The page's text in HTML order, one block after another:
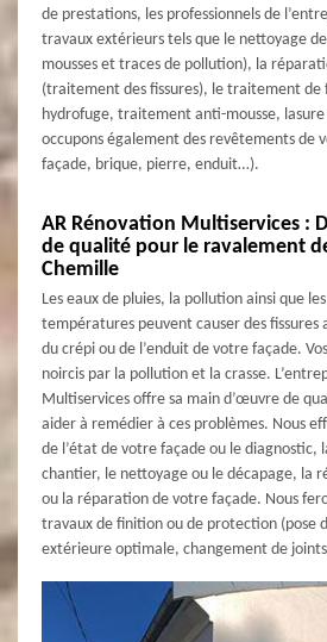
de prestations, les professionnels de
travaux extérieurs tels que le nettoyage
mousses et traces de pollution), la
(traitement des fissures), le traitement de
hydrofuge, traitement anti-mousse, lasure
occupons également des revêtements de
façade, brique, pierre, enduit…).
AR Rénovation Multiservices :
de qualité pour le ravalement
Chemille
Les eaux de pluies, la pollution ainsi que
températures peuvent causer des fissures
du crépi ou de l’enduit de votre façade.
noircis par la pollution et la crasse.
Multiservices offre sa main d’œuvre de
aider à remédier à ces problèmes. Nous
de l’état de votre façade ou le diagnostic,
chantier, le nettoyage ou le décapage, la
ou la réparation de votre façade. Nous
travaux de finition ou de protection (pose
extérieure optimale, changement de